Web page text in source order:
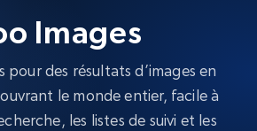
Images
pour des résultats d’images en
le monde entier, facile à
les listes de suivi et les